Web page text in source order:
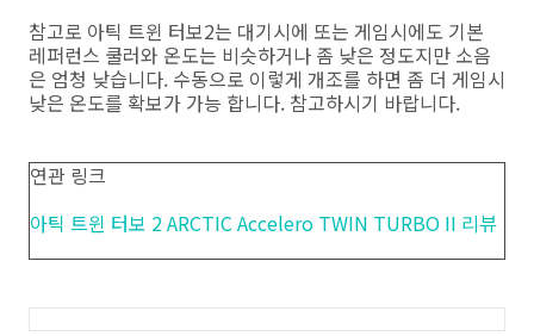
참고로 아틱 트윈 터보2는 대기시에 또는 게임시에도 기본
레퍼런스 쿨러와 온도는 비슷하거나 좀 낮은 정도지만 소음
은 엄청 낮습니다. 수동으로 이렇게 개조를 하면 좀 더 게임시
낮은 온도를 확보가 가능 합니다. 참고하시기 바랍니다.
연관 링크
아틱 트윈 터보 2 ARCTIC Accelero TWIN TURBO II 리뷰